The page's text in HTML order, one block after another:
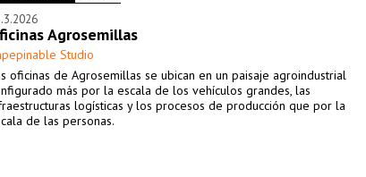
Agrosemillas
Studio
oficinas de Agrosemillas se ubican en un paisaje agroindustrial
más por la escala de los vehículos grandes, las
logísticas y los procesos de producción que por la
de las personas.